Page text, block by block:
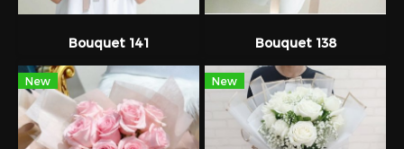
Bouquet 141 Bouquet 138
New New